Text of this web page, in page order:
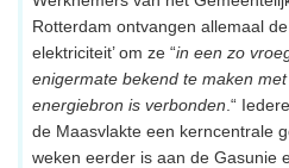
Rotterdam ontvangen allemaal
elektriciteit’ om ze “in een zo
enigermate bekend te maken
energiebron is verbonden .“
de Maasvlakte een kerncentrale
weken eerder is aan de Gasunie